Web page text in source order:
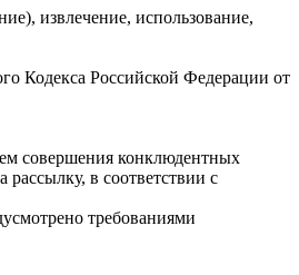
извлечение, использование,
Кодекса Российской Федерации от
совершения конклюдентных
в соответствии с
требованиями